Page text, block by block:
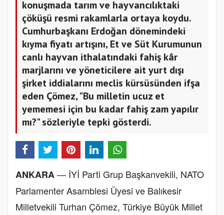
konuşmada tarım ve hayvancılıktaki
çöküşü resmi rakamlarla ortaya koydu.
Cumhurbaşkanı Erdoğan dönemindeki
kıyma fiyatı artışını, Et ve Süt Kurumunun
canlı hayvan ithalatındaki fahiş kâr
marjlarını ve yöneticilere ait yurt dışı
şirket iddialarını meclis kürsüsünden ifşa
eden Çömez, "Bu milletin ucuz et
yememesi için bu kadar fahiş zam yapılır
mı?" sözleriyle tepki gösterdi.
ANKARA— İYİ Parti Grup Başkanvekili, NATO
Parlamenter Asamblesi Üyesi ve Balıkesir
Milletvekili Turhan Çömez, Türkiye Büyük Millet